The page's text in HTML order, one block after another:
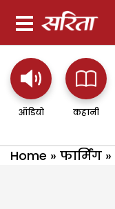
ऑडियो कहानी
Home » फार्मिंग »